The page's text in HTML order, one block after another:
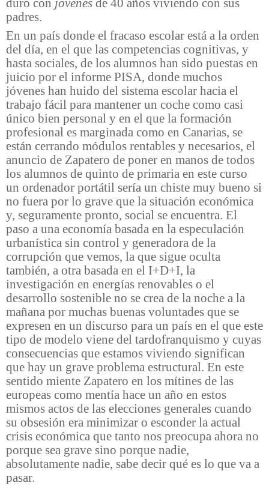
duro con jóvenes de 40 años viviendo con sus
padres.
En un país donde el fracaso escolar está a la orden
del día, en el que las competencias cognitivas, y
hasta sociales, de los alumnos han sido puestas en
juicio por el informe PISA, donde muchos
jóvenes han huido del sistema escolar hacia el
trabajo fácil para mantener un coche como casi
único bien personal y en el que la formación
profesional es marginada como en Canarias, se
están cerrando módulos rentables y necesarios, el
anuncio de Zapatero de poner en manos de todos
los alumnos de quinto de primaria en este curso
un ordenador portátil sería un chiste muy bueno si
no fuera por lo grave que la situación económica
y, seguramente pronto, social se encuentra. El
paso a una economía basada en la especulación
urbanística sin control y generadora de la
corrupción que vemos, la que sigue oculta
también, a otra basada en el I+D+I, la
investigación en energías renovables o el
desarrollo sostenible no se crea de la noche a la
mañana por muchas buenas voluntades que se
expresen en un discurso para un país en el que este
tipo de modelo viene del tardofranquismo y cuyas
consecuencias que estamos viviendo significan
que hay un grave problema estructural. En este
sentido miente Zapatero en los mítines de las
europeas como mentía hace un año en estos
mismos actos de las elecciones generales cuando
su obsesión era minimizar o esconder la actual
crisis económica que tanto nos preocupa ahora no
porque sea grave sino porque nadie,
absolutamente nadie, sabe decir qué es lo que va a
pasar.